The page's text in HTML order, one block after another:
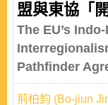
盟與東協「
The EU’s
Pathfinder
荊柏鈞 (Bo-jiun